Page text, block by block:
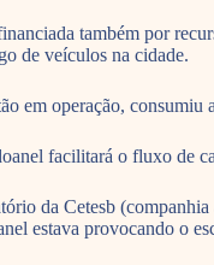
também por
de veículos na cidade.
em operação,
facilitará o fluxo de
da Cetesb
estava provocando o